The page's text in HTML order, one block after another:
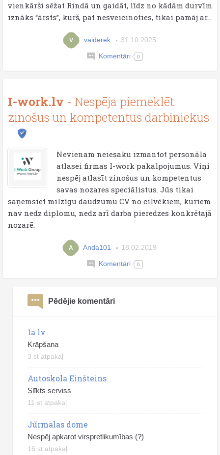
vienkārši sēžat Rindā un gaidāt, līdz no kādām durvīm
iznāks “ārsts”, kurš, pat nesveicinoties, tikai pamāj ar...
V vaiderek 31.10.2025
Komentāri 0
I-work.lv - Nespēja piemeklēt
zinošus un kompetentus darbiniekus
Nevienam neiesaku izmantot personāla
atlasei firmas I-work pakalpojumus. Viņi
nespēj atlasīt zinošus un kompetentus
savas nozares speciālistus. Jūs tikai
saņemsiet milzīgu daudzumu CV no cilvēkiem, kuriem
nav nedz diplomu, nedz arī darba pieredzes konkrētajā
nozarē.
A Anda101 18.02.2019
Komentāri 6
Pēdējie komentāri
1a.lv
Krāpšana
3 st atpakaļ
Autoskola Einšteins
Slīkts serviss
11 st atpakaļ
Jūrmalas dome
Nespēj apkarot virspretlikumības (?)
16 st atpakaļ